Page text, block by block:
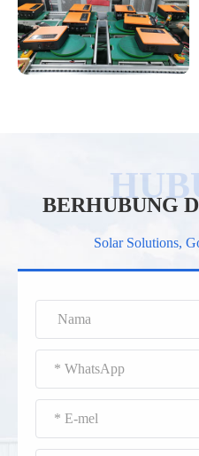
BERHUBUNG
Solar Solutions,